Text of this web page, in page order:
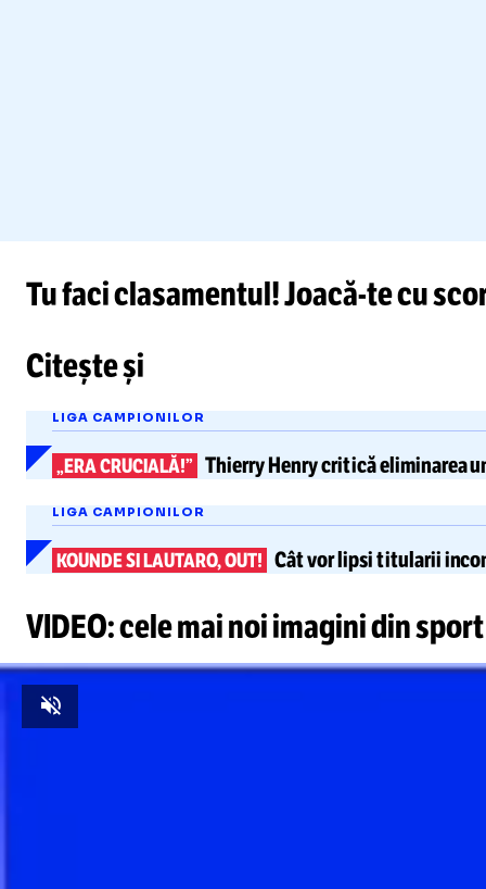
Tu faci clasamentul!Joacă-tecu
Citește și
LIGA CAMPIONILOR
„ERA CRUCIALĂ!” Thierry Henry criticăeliminarea
LIGA CAMPIONILOR
KOUNDE SI LAUTARO, OUT! Cât vor lipsi titularii
VIDEO: cele mai noi imagini din sport
Unmute